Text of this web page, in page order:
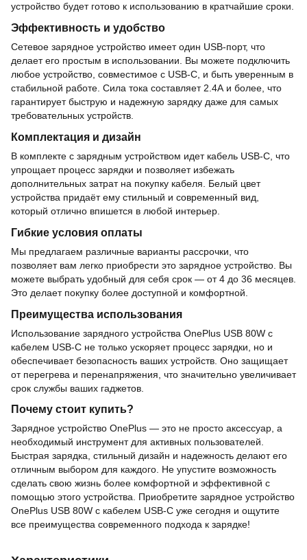
устройство будет готово к использованию в кратчайшие сроки.
Эффективность и удобство
Сетевое зарядное устройство имеет один USB-порт, что
делает его простым в использовании. Вы можете подключить
любое устройство, совместимое с USB-C, и быть уверенным в
стабильной работе. Сила тока составляет 2.4А и более, что
гарантирует быструю и надежную зарядку даже для самых
требовательных устройств.
Комплектация и дизайн
В комплекте с зарядным устройством идет кабель USB-C, что
упрощает процесс зарядки и позволяет избежать
дополнительных затрат на покупку кабеля. Белый цвет
устройства придаёт ему стильный и современный вид,
который отлично впишется в любой интерьер.
Гибкие условия оплаты
Мы предлагаем различные варианты рассрочки, что
позволяет вам легко приобрести это зарядное устройство. Вы
можете выбрать удобный для себя срок — от 4 до 36 месяцев.
Это делает покупку более доступной и комфортной.
Преимущества использования
Использование зарядного устройства OnePlus USB 80W с
кабелем USB-C не только ускоряет процесс зарядки, но и
обеспечивает безопасность ваших устройств. Оно защищает
от перегрева и перенапряжения, что значительно увеличивает
срок службы ваших гаджетов.
Почему стоит купить?
Зарядное устройство OnePlus — это не просто аксессуар, а
необходимый инструмент для активных пользователей.
Быстрая зарядка, стильный дизайн и надежность делают его
отличным выбором для каждого. Не упустите возможность
сделать свою жизнь более комфортной и эффективной с
помощью этого устройства. Приобретите зарядное устройство
OnePlus USB 80W с кабелем USB-C уже сегодня и ощутите
все преимущества современного подхода к зарядке!